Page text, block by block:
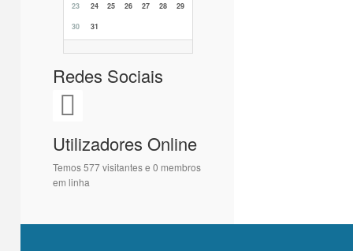
23
24 25 26 27 28
29
30
31
Redes Sociais
Utilizadores Online
Temos 577 visitantes e 0 membros
em linha